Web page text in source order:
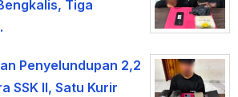
Tiga
Penyelundupan 2,2
SSK II, Satu Kurir